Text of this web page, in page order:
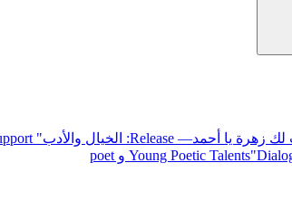
زهرة يا أحمد— Release : الخيال والأدب" inviting poets and writers from around the world to participate in Kazakh
Young Poetic Talents